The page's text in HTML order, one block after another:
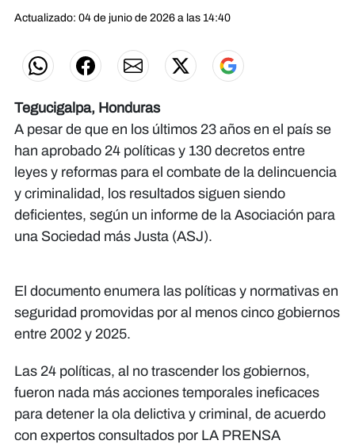
Actualizado: 04 de junio de 2026 a las 14:40
Tegucigalpa, Honduras
A pesar de que en los últimos 23 años en el país se
han aprobado 24 políticas y 130 decretos entre
leyes y reformas para el combate de la delincuencia
y criminalidad, los resultados siguen siendo
deficientes, según un informe de la Asociación para
una Sociedad más Justa (ASJ).
El documento enumera las políticas y normativas en
seguridad promovidas por al menos cinco gobiernos
entre 2002 y 2025.
Las 24 políticas, al no trascender los gobiernos,
fueron nada más acciones temporales ineficaces
para detener la ola delictiva y criminal, de acuerdo
con expertos consultados por LA PRENSA